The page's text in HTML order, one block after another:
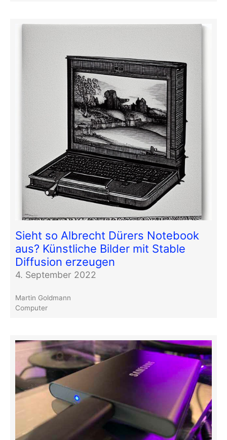
Sieht so Albrecht Dürers Notebook
aus? Künstliche Bilder mit Stable
Diffusion erzeugen
4. September 2022
Martin Goldmann
Computer